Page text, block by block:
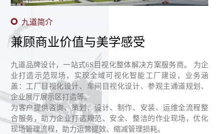
九道简介
兼顾商业价值与美学感受
九道品牌设计，一站式6S目视化整体解决方案服务商。 为企
业打造示范现场，实现全域可视化智能工厂建设，业务涵
盖：工厂目视化设计、车间目视化设计、参观主通道规划、
企业展厅展示区打造等。
为客户提供咨询、策划、设计、制作、安装、运维全流程整
合服务，助力企业打造规范、安全、整洁的作业现场，优化
现场管理流程，助力运营提效、缩减管理损耗。